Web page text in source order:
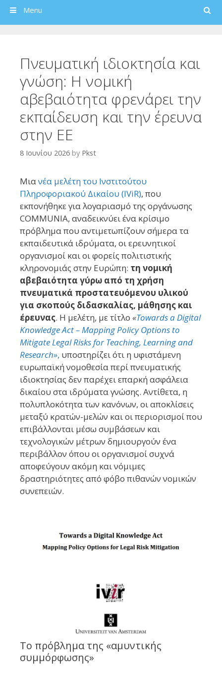
Search
Menu
Πνευματική ιδιοκτησία και
γνώση: Η νομική
αβεβαιότητα φρενάρει την
εκπαίδευση και την έρευνα
στην ΕΕ
8 Ιουνίου 2026 by Pkst
Μιανέα μελέτη του Ινστιτούτου
Πληροφοριακού Δικαίου (IViR), που
εκπονήθηκε για λογαριασμό της οργάνωσης
COMMUNIA, αναδεικνύει ένα κρίσιμο
πρόβλημα που αντιμετωπίζουν σήμερα τα
εκπαιδευτικά ιδρύματα, οι ερευνητικοί
οργανισμοί και οι φορείς πολιτιστικής
κληρονομιάς στην Ευρώπη: τη νομική
αβεβαιότητα γύρω από τη χρήση
πνευματικά προστατευόμενου υλικού
για σκοπούς διδασκαλίας, μάθησης και
έρευνας. Η μελέτη, με τίτλο «Towards a Digital
Knowledge Act – Mapping Policy Options to
Mitigate Legal Risks for Teaching, Learning and
Research», υποστηρίζει ότι η υφιστάμενη
ευρωπαϊκή νομοθεσία περί πνευματικής
ιδιοκτησίας δεν παρέχει επαρκή ασφάλεια
δικαίου στα ιδρύματα γνώσης. Αντίθετα, η
πολυπλοκότητα των κανόνων, οι αποκλίσεις
μεταξύ κρατών-μελών και οι περιορισμοί που
επιβάλλονται μέσω συμβάσεων και
τεχνολογικών μέτρων δημιουργούν ένα
περιβάλλον όπου οι οργανισμοί συχνά
αποφεύγουν ακόμη και νόμιμες
δραστηριότητες από φόβο πιθανών νομικών
συνεπειών.
Το πρόβλημα της «αμυντικής
συμμόρφωσης»